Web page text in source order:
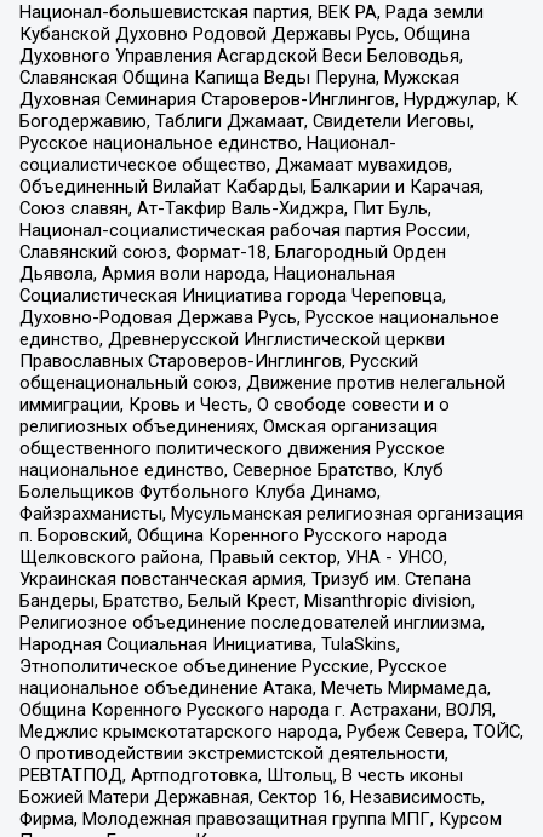
Национал-большевистская партия, ВЕК РА, Рада земли
Кубанской Духовно Родовой Державы Русь, Община
Духовного Управления Асгардской Веси Беловодья,
Славянская Община Капища Веды Перуна, Мужская
Духовная Семинария Староверов-Инглингов, Нурджулар, К
Богодержавию, Таблиги Джамаат, Свидетели Иеговы,
Русское национальное единство, Национал-
социалистическое общество, Джамаат мувахидов,
Объединенный Вилайат Кабарды, Балкарии и Карачая,
Союз славян, Ат-Такфир Валь-Хиджра, Пит Буль,
Национал-социалистическая рабочая партия России,
Славянский союз, Формат-18, Благородный Орден
Дьявола, Армия воли народа, Национальная
Социалистическая Инициатива города Череповца,
Духовно-Родовая Держава Русь, Русское национальное
единство, Древнерусской Инглистической церкви
Православных Староверов-Инглингов, Русский
общенациональный союз, Движение против нелегальной
иммиграции, Кровь и Честь, О свободе совести и о
религиозных объединениях, Омская организация
общественного политического движения Русское
национальное единство, Северное Братство, Клуб
Болельщиков Футбольного Клуба Динамо,
Файзрахманисты, Мусульманская религиозная организация
п. Боровский, Община Коренного Русского народа
Щелковского района, Правый сектор, УНА - УНСО,
Украинская повстанческая армия, Тризуб им. Степана
Бандеры, Братство, Белый Крест, Misanthropic division,
Религиозное объединение последователей инглиизма,
Народная Социальная Инициатива, TulaSkins,
Этнополитическое объединение Русские, Русское
национальное объединение Атака, Мечеть Мирмамеда,
Община Коренного Русского народа г. Астрахани, ВОЛЯ,
Меджлис крымскотатарского народа, Рубеж Севера, ТОЙС,
О противодействии экстремистской деятельности,
РЕВТАТПОД, Артподготовка, Штольц, В честь иконы
Божией Матери Державная, Сектор 16, Независимость,
Фирма, Молодежная правозащитная группа МПГ, Курсом